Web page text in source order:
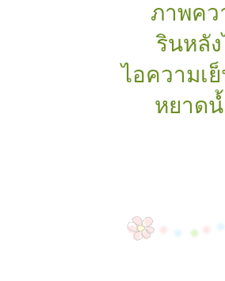
ภาพคว
รินหลั
ไอความเ
หยาดน้